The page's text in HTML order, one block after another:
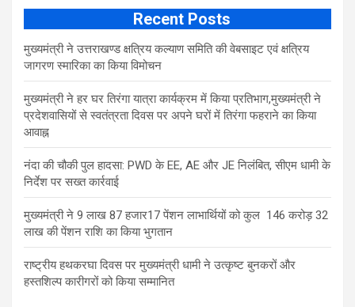
Recent Posts
मुख्यमंत्री ने उत्तराखण्ड क्षत्रिय कल्याण समिति की वेबसाइट एवं क्षत्रिय
जागरण स्मारिका का किया विमोचन
मुख्यमंत्री ने हर घर तिरंगा यात्रा कार्यक्रम में किया प्रतिभाग,मुख्यमंत्री ने
प्रदेशवासियों से स्वतंत्रता दिवस पर अपने घरों में तिरंगा फहराने का किया
आवाह्न
नंदा की चौकी पुल हादसा: PWD के EE, AE और JE निलंबित, सीएम धामी के
निर्देश पर सख्त कार्रवाई
मुख्यमंत्री ने 9 लाख 87 हजार17 पेंशन लाभार्थियों को कुल 146 करोड़ 32
लाख की पेंशन राशि का किया भुगतान
राष्ट्रीय हथकरघा दिवस पर मुख्यमंत्री धामी ने उत्कृष्ट बुनकरों और
हस्तशिल्प कारीगरों को किया सम्मानित